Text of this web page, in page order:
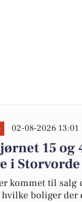
02-08-2026 13:01
15
i
kommet til salg
boliger der